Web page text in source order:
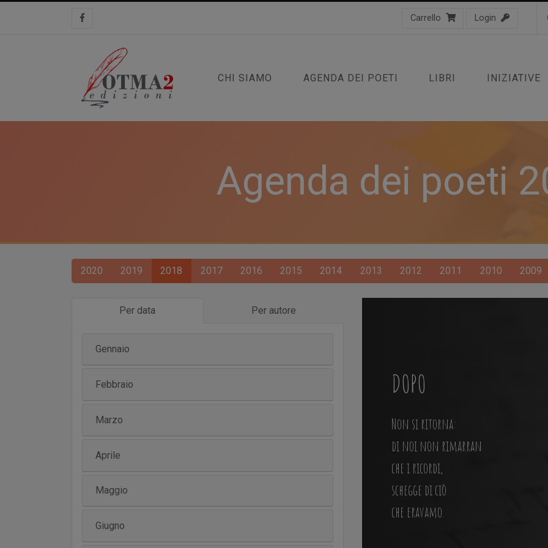
Carrello Login
CHI SIAMO AGENDA DEI POETI LIBRI INIZIATIVE
Agenda dei poeti
2020 2019 2018 2017 2016 2015 2014 2013 2012 2011 2010 2009
Per data Per autore
Gennaio
Febbraio
Marzo
Aprile
Maggio
Giugno
DOPO
Non si ritorna:
di noi non rimarran
che i ricordi,
schegge di ciò
che eravamo.